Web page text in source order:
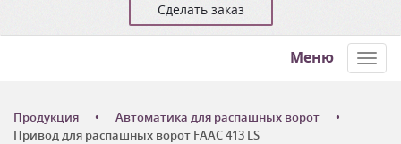
Сделать заказ
Меню
Продукция
Автоматика для распашных ворот
Привод для распашных ворот FAAC 413 LS